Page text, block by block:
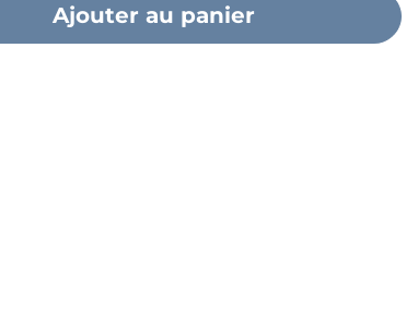
Ajouter au panier